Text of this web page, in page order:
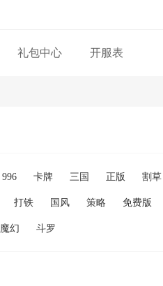
礼包中心 开服表
996 卡牌 三国 正版 割草
打铁 国风 策略 免费版
魔幻 斗罗